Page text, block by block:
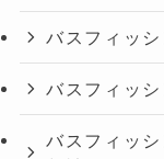
バスフィッ
バスフィッ
バスフィッ